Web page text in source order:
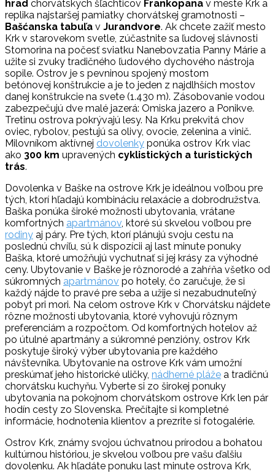
hrad chorvátskych šľachticov Frankopana v meste Krk a
replika najstaršej pamiatky chorvátskej gramotnosti –
Bašćanska tabuľa v Jurandvore. Ak chcete zažiť mesto
Krk v starovekom svetle, zúčastnite sa ľudovej slávnosti
Stomorina na počesť sviatku Nanebovzatia Panny Márie a
užite si zvuky tradičného ľudového dychového nástroja
sopile. Ostrov je s pevninou spojený mostom
betónovej konštrukcie a je to jeden z najdlhších mostov
danej konštrukcie na svete (1.430 m). Zásobovanie vodou
zabezpečujú dve malé jazerá: Omiska jazero a Ponikve.
Tretinu ostrova pokrývajú lesy. Na Krku prekvitá chov
oviec, rybolov, pestujú sa olivy, ovocie, zelenina a vinič.
Milovníkom aktívnej dovolenky ponúka ostrov Krk viac
ako 300 km upravených cyklistických a turistických
trás.
Dovolenka v Baške na ostrove Krk je ideálnou voľbou pre
tých, ktorí hľadajú kombináciu relaxácie a dobrodružstva.
Baška ponúka široké možnosti ubytovania, vrátane
komfortných apartmánov, ktoré sú skvelou voľbou pre
rodiny aj páry. Pre tých, ktorí plánujú svoju cestu na
poslednú chvíľu, sú k dispozícii aj last minute ponuky
Baška, ktoré umožňujú vychutnať si jej krásy za výhodné
ceny. Ubytovanie v Baške je rôznorodé a zahŕňa všetko od
súkromných apartmánov po hotely, čo zaručuje, že si
každý nájde to pravé pre seba a užije si nezabudnuteľný
pobyt pri mori. Na celom ostrove Krk v Chorvátsku nájdete
rôzne možnosti ubytovania, ktoré vyhovujú rôznym
preferenciám a rozpočtom. Od komfortných hotelov až
po útulné apartmány a súkromné penzióny, ostrov Krk
poskytuje široký výber ubytovania pre každého
návštevníka. Ubytovanie na ostrove Krk vám umožní
preskúmať jeho historické uličky, nádherné pláže a tradičnú
chorvátsku kuchyňu. Vyberte si zo širokej ponuky
ubytovania na pokojnom chorvátskom ostrove Krk len pár
hodín cesty zo Slovenska. Prečítajte si kompletné
informácie, hodnotenia klientov a prezrite si fotogalérie.
Ostrov Krk, známy svojou úchvatnou prírodou a bohatou
kultúrnou históriou, je skvelou voľbou pre vašu ďalšiu
dovolenku. Ak hľadáte ponuku last minute ostrova Krk,